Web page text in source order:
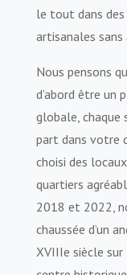
le tout dans
artisanales sans
Nous pensons
d’abord être un
globale, chaque
part dans votre
choisi des
quartiers
2018 et 2022,
chaussée d’un
XVIIIe siècle sur